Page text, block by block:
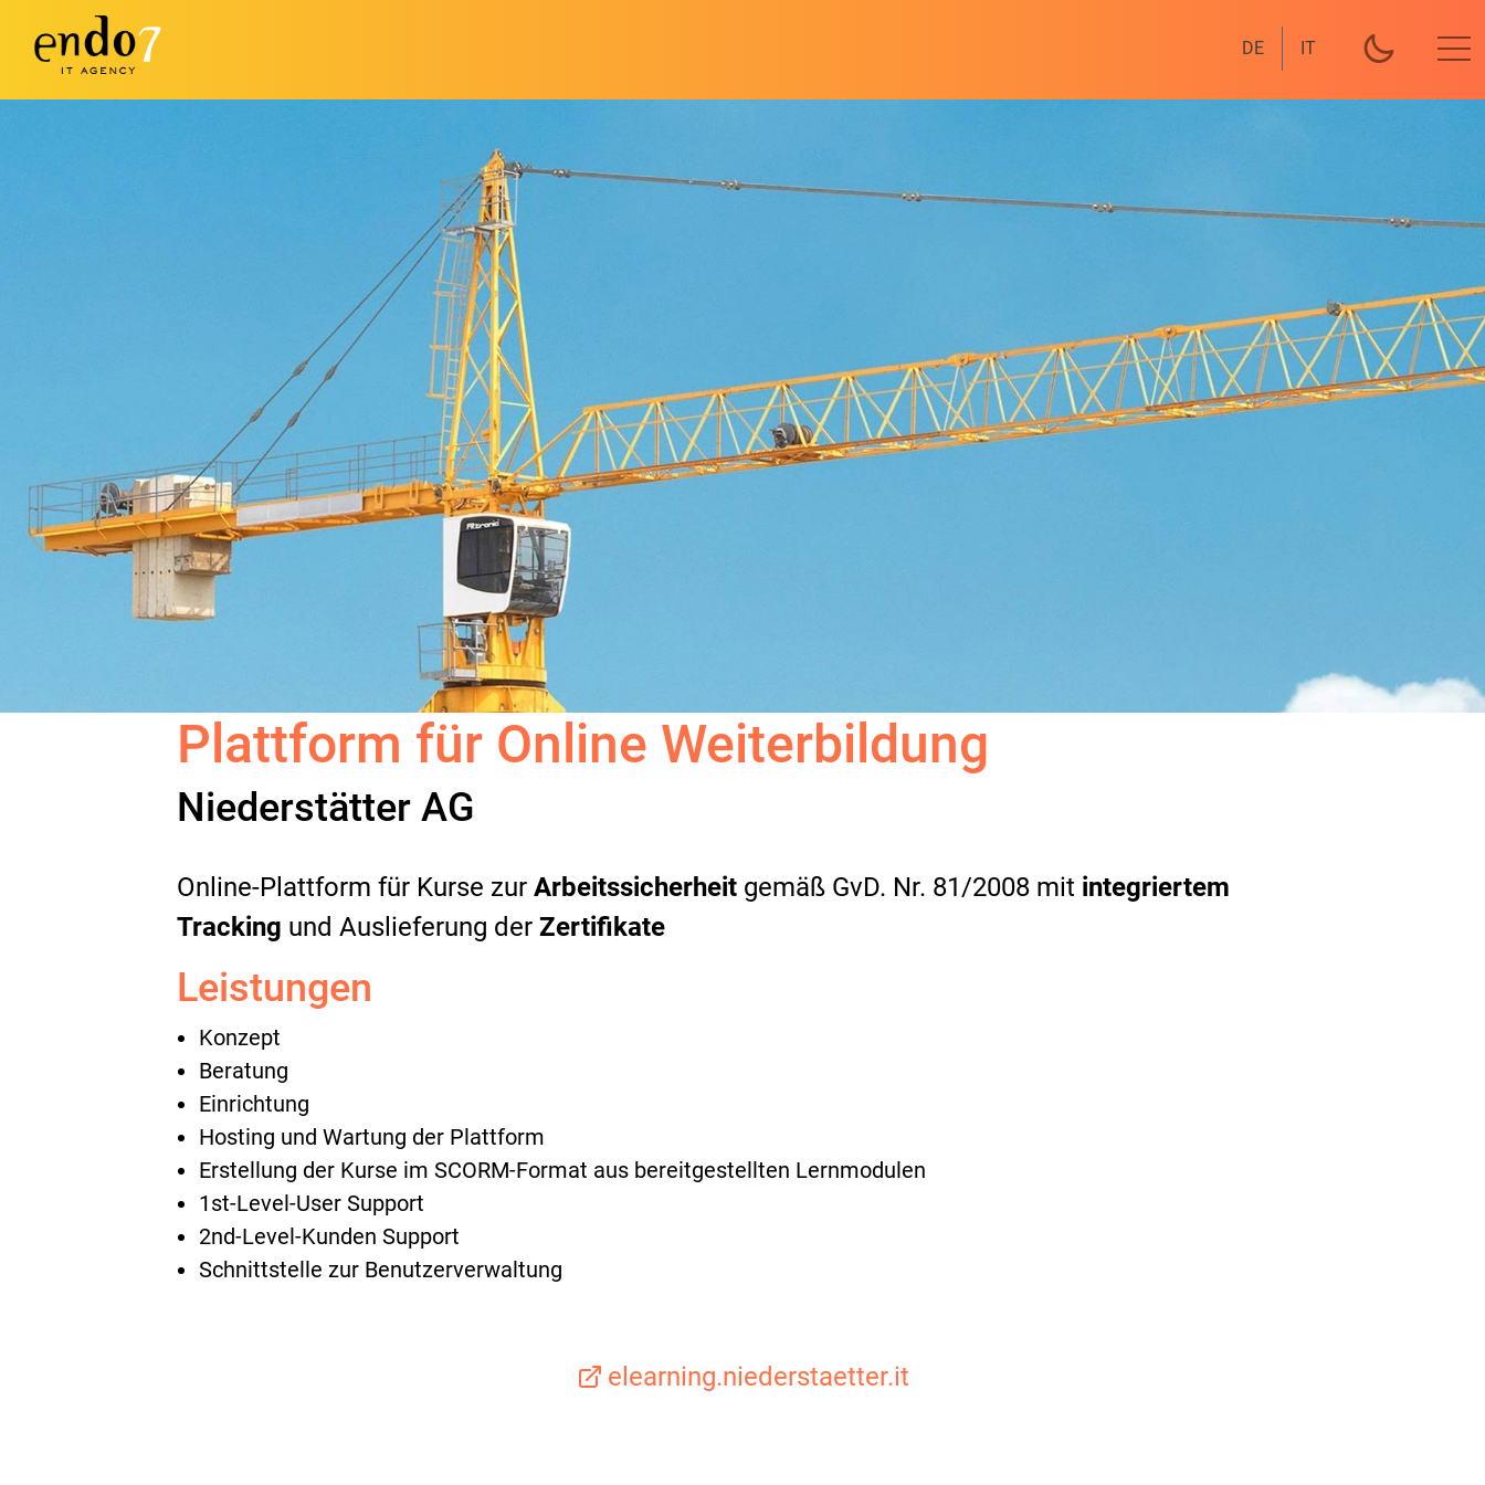
DE IT
Plattform für Online Weiterbildung
Niederstätter AG
Online-Plattform für Kurse zur Arbeitssicherheit gemäß GvD. Nr. 81/2008 mit integriertem
Tracking und Auslieferung der Zertifikate
Leistungen
Konzept
Beratung
Einrichtung
Hosting und Wartung der Plattform
Erstellung der Kurse im SCORM-Format aus bereitgestellten Lernmodulen
1st-Level-User Support
2nd-Level-Kunden Support
Schnittstelle zur Benutzerverwaltung
elearning.niederstaetter.it